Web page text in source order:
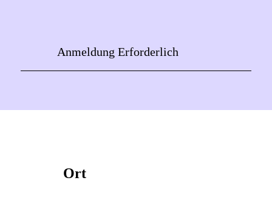
Anmeldung Erforderlich
Ort